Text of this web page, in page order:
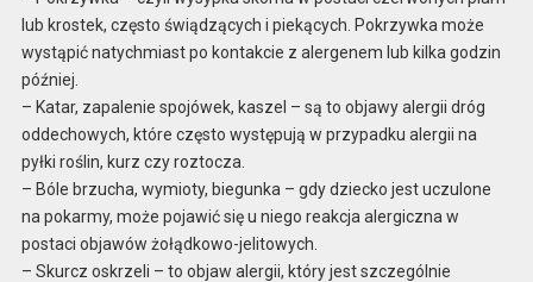
lub krostek, często świądzących i piekących. Pokrzywka może
wystąpić natychmiast po kontakcie z alergenem lub kilka godzin
później.
– Katar, zapalenie spojówek, kaszel – są to objawy alergii dróg
oddechowych, które często występują w przypadku alergii na
pyłki roślin, kurz czy roztocza.
– Bóle brzucha, wymioty, biegunka – gdy dziecko jest uczulone
na pokarmy, może pojawić się u niego reakcja alergiczna w
postaci objawów żołądkowo-jelitowych.
– Skurcz oskrzeli – to objaw alergii, który jest szczególnie